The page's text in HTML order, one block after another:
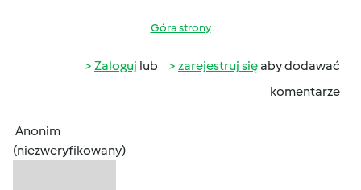
Góra strony
Zaloguj lub zarejestruj sięaby dodawać
komentarze
Anonim
(niezweryfikowany)